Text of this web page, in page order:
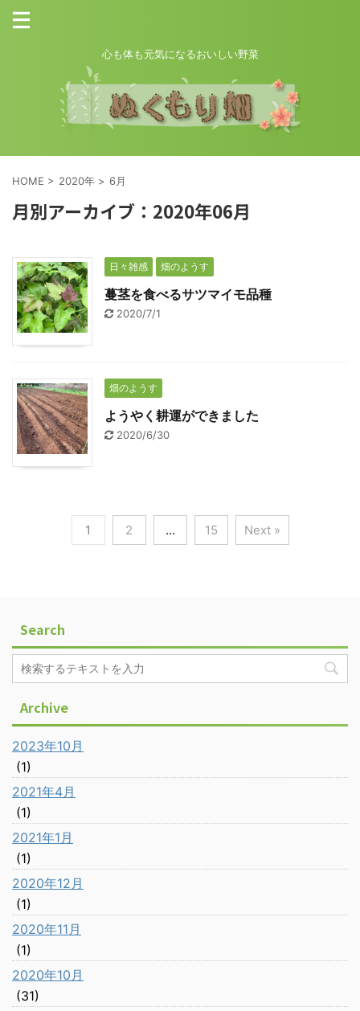
心も体も元気になるおいしい野菜
HOME > 2020年 > 6月
月別アーカイブ：2020年06月
日々雑感 畑のようす
蔓茎を食べるサツマイモ品種
2020/7/1
畑のようす
ようやく耕運ができました
2020/6/30
1 2 … 15 Next »
Search
Archive
2023年10月
(1)
2021年4月
(1)
2021年1月
(1)
2020年12月
(1)
2020年11月
(1)
2020年10月
(31)